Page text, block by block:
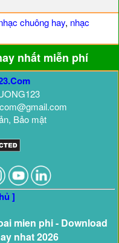
chuông hay, nhạc
nhất miễn phí
Bảo mật
]
mien phi - Download
nhat 2026